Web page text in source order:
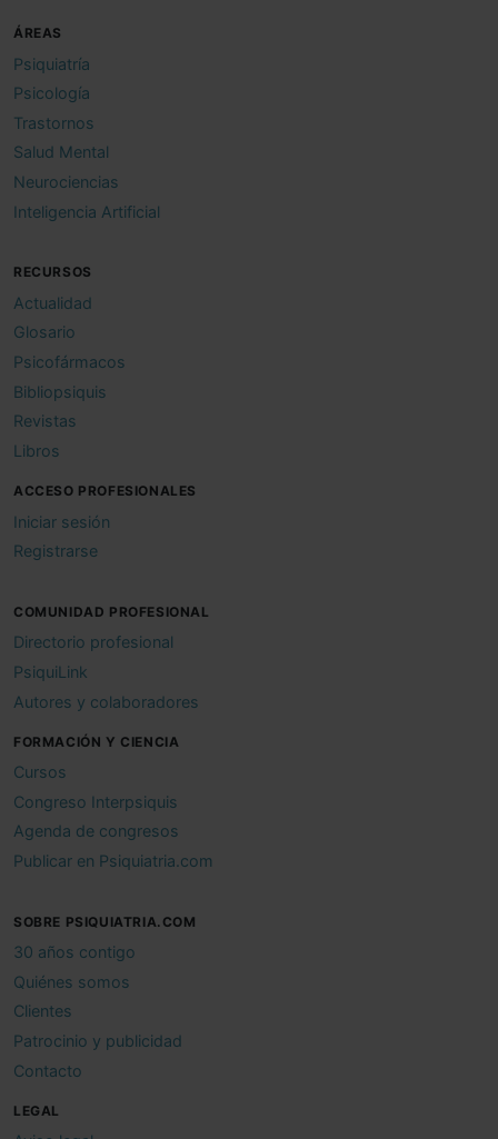
ÁREAS
Psiquiatría
Psicología
Trastornos
Salud Mental
Neurociencias
Inteligencia Artificial
RECURSOS
Actualidad
Glosario
Psicofármacos
Bibliopsiquis
Revistas
Libros
ACCESO PROFESIONALES
Iniciar sesión
Registrarse
COMUNIDAD PROFESIONAL
Directorio profesional
PsiquiLink
Autores y colaboradores
FORMACIÓN Y CIENCIA
Cursos
Congreso Interpsiquis
Agenda de congresos
Publicar en Psiquiatria.com
SOBRE PSIQUIATRIA.COM
30 años contigo
Quiénes somos
Clientes
Patrocinio y publicidad
Contacto
LEGAL